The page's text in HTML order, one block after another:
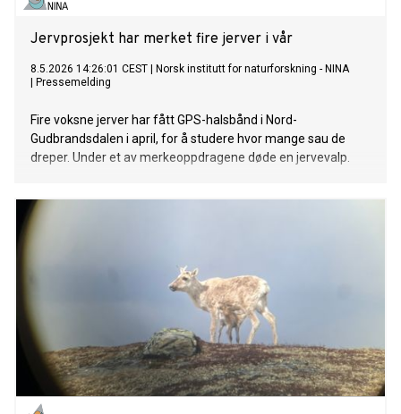
Jervprosjekt har merket fire jerver i vår
8.5.2026 14:26:01 CEST
Norsk institutt for naturforskning - NINA
Pressemelding
Fire voksne jerver har fått GPS-halsbånd i Nord-
Gudbrandsdalen i april, for å studere hvor mange sau de
dreper. Under et av merkeoppdragene døde en jervevalp.